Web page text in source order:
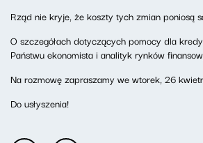
Rząd nie kryje, że koszty tych zmian poniosą
O szczegółach dotyczących pomocy dla
Państwu ekonomista i analityk rynków
Na rozmowę zapraszamy we wtorek, 26
Do usłyszenia!